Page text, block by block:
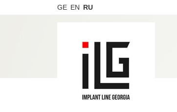
GE EN RU